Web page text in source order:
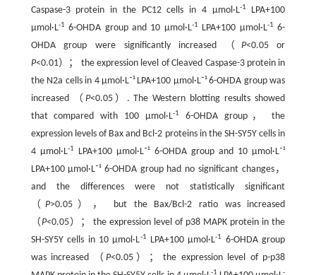
Caspase-3 protein in the PC12 cells in 4 μmol·L-1
LPA+100
μmol·L-1 6-OHDA group and 10 μmol·L-1 LPA+100 μmol·L-1 6-
OHDA group were significantly increased （ P<0.05 or
P<0.01）； the expression level of Cleaved Caspase-3 protein in
the N2a cells in 4 μmol·L⁻¹ LPA+100 μmol·L⁻¹ 6-OHDA group was
increased （ P<0.05）. The Western blotting results showed
that compared with 100 μmol·L-1
6-OHDA group， the
expression levels of Bax and Bcl-2 proteins in the SH-SY5Y cells in
4 μmol·L-1
LPA+100 μmol·L⁻¹ 6-OHDA group and 10 μmol·L⁻¹
LPA+100 μmol·L⁻¹ 6-OHDA group had no significant changes，
and the differences were not statistically significant
（P>0.05）， but the Bax/Bcl-2 ratio was increased
（P<0.05）； the expression level of p38 MAPK protein in the
SH-SY5Y cells in 10 μmol·L-1 LPA+100 μmol·L-1
6-OHDA group
was increased （P<0.05）； the expression level of p-p38
-1 -